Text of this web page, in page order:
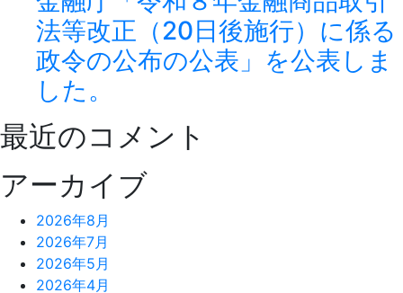
法等改正（20日後施行）に係る
政令の公布の公表」を公表しま
した。
最近のコメント
アーカイブ
2026年8月
2026年7月
2026年5月
2026年4月